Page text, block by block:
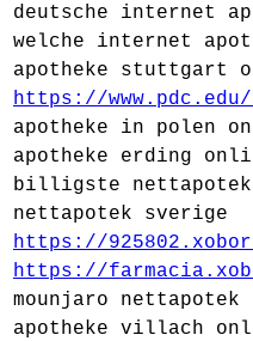
deutsche internet
welche internet
apotheke stuttgart
https://
apotheke in polen
apotheke erding
billigste nettapotek
nettapotek sverige
https://
https://
mounjaro nettapotek
apotheke villach